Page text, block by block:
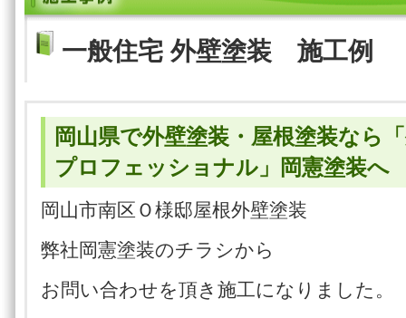
一般住宅 外壁塗装 施工例
岡山県で外壁塗装・屋根塗装なら
プロフェッショナル」岡憲塗装へ
岡山市南区Ｏ様邸屋根外壁塗装
弊社岡憲塗装のチラシから
お問い合わせを頂き施工になりました。